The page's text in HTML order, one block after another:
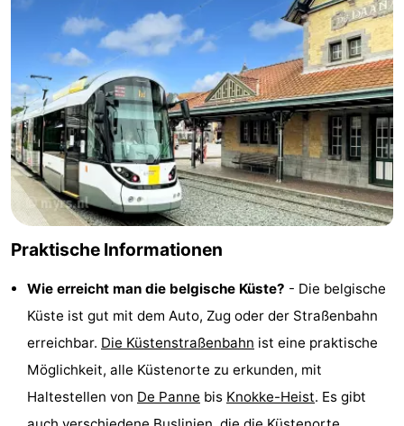
Praktische Informationen
Wie erreicht man die belgische Küste? - Die belgische
Küste ist gut mit dem Auto, Zug oder der Straßenbahn
erreichbar. Die Küstenstraßenbahn ist eine praktische
Möglichkeit, alle Küstenorte zu erkunden, mit
Haltestellen von De Panne bis Knokke-Heist. Es gibt